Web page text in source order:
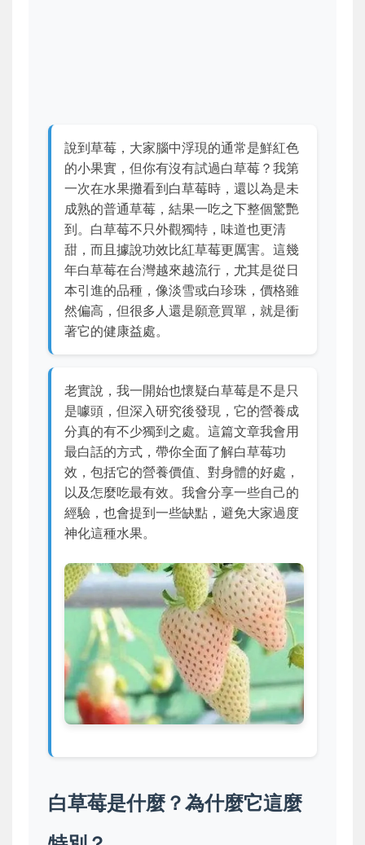
說到草莓，大家腦中浮現的通常是鮮紅色
的小果實，但你有沒有試過白草莓？我第
一次在水果攤看到白草莓時，還以為是未
成熟的普通草莓，結果一吃之下整個驚艷
到。白草莓不只外觀獨特，味道也更清
甜，而且據說功效比紅草莓更厲害。這幾
年白草莓在台灣越來越流行，尤其是從日
本引進的品種，像淡雪或白珍珠，價格雖
然偏高，但很多人還是願意買單，就是衝
著它的健康益處。
老實說，我一開始也懷疑白草莓是不是只
是噱頭，但深入研究後發現，它的營養成
分真的有不少獨到之處。這篇文章我會用
最白話的方式，帶你全面了解白草莓功
效，包括它的營養價值、對身體的好處，
以及怎麼吃最有效。我會分享一些自己的
經驗，也會提到一些缺點，避免大家過度
神化這種水果。
白草莓是什麼？為什麼它這麼